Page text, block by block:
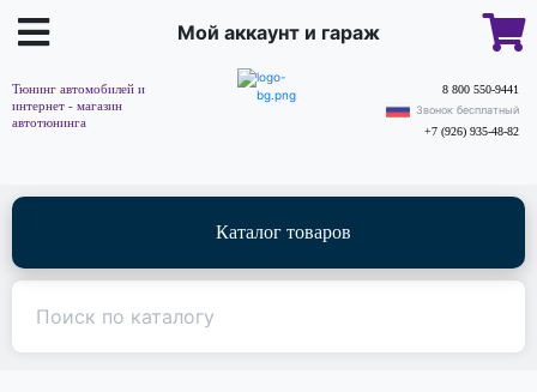
Мой аккаунт и гараж
Тюнинг автомобилей и
интернет - магазин
автотюнинга
8 800 550-9441
Звонок бесплатный
+7 (926) 935-48-82
Каталог товаров